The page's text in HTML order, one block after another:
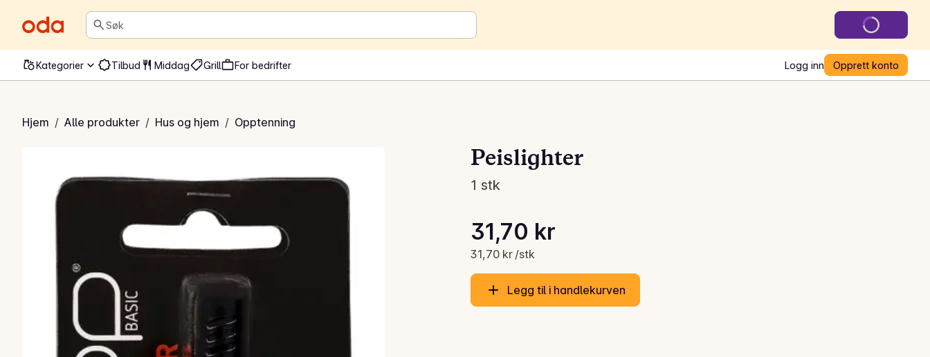
Søk
Kategorier Tilbud Middag Grill For bedrifter Logg inn Opprett konto
Hjem / Alle produkter / Hus og hjem / Opptenning
Peislighter
1 stk
Gjeldende pris er: 31,70 kr
31,70 kr
31,70 kr /stk
Stykkpris: 31,70 kr /stk
Legg til i handlekurven